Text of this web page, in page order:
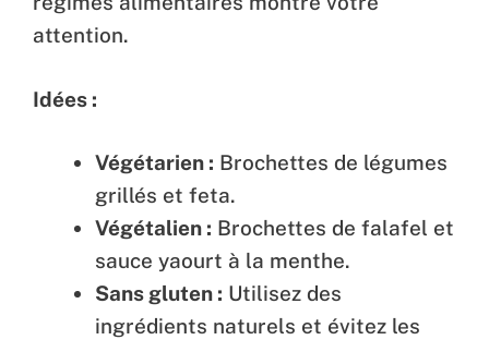
attention.
Idées :
Végétarien : Brochettes de légumes
grillés et feta.
Végétalien : Brochettes de falafel et
sauce yaourt à la menthe.
Sans gluten : Utilisez des
ingrédients naturels et évitez les